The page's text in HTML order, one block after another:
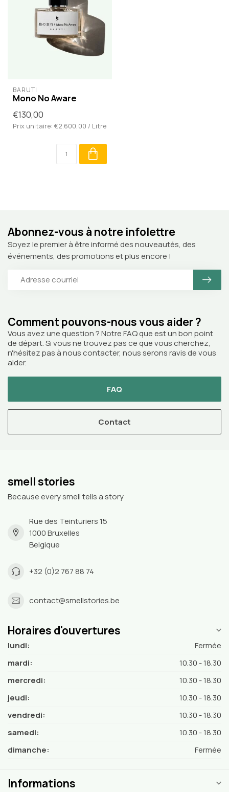
BARUTI
Mono No Aware
€130,00
Prix unitaire: €2.600,00 / Litre
Comment pouvons-nous vous aider ?
Vous avez une question ? Notre FAQ que est un bon point
de départ. Si vous ne trouvez pas ce que vous cherchez,
n'hésitez pas à nous contacter, nous serons ravis de vous
aider.
FAQ
Contact
Abonnez-vous à notre infolettre
Soyez le premier à être informé des nouveautés, des
événements, des promotions et plus encore !
smell stories
Because every smell tells a story
Rue des Teinturiers 15
1000 Bruxelles
Belgique
+32 (0)2 767 88 74
contact@smellstories.be
Horaires d'ouvertures
lundi:
Fermée
mardi:
10.30 - 18.30
mercredi:
10.30 - 18.30
jeudi:
10.30 - 18.30
vendredi:
10.30 - 18.30
samedi:
10.30 - 18.30
dimanche:
Fermée
Informations